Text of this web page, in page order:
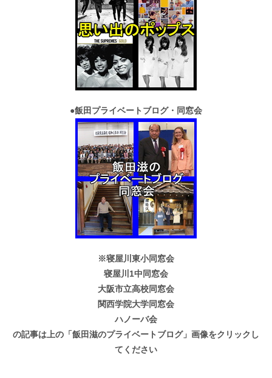
●飯田プライベートブログ・同窓会
※寝屋川東小同窓会
寝屋川1中同窓会
大阪市立高校同窓会
関西学院大学同窓会
ハノーバ会
の記事は上の「飯田滋のプライベートブログ」画像をクリックし
てください